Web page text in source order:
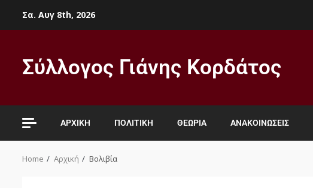
Σα. Αυγ 8th, 2026
Σύλλογος Γιάνης Κορδάτος
ΑΡΧΙΚΉ ΠΟΛΙΤΙΚΉ ΘΕΩΡΊΑ ΑΝΑΚΟΙΝΏΣΕΙΣ
Home Αρχική Βολιβία